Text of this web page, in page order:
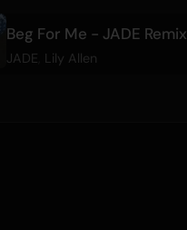
Beg For Me - JADE Remix
JADE Lily Allen